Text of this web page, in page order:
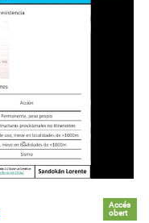
Accés
obert